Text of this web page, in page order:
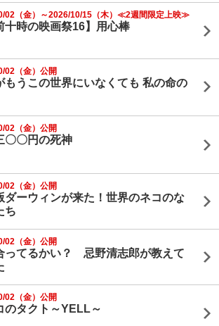
02（金）～2026/10/15（木）≪2週間限定上映≫
十時の映画祭16】用心棒
02（金）公開
もうこの世界にいなくても 私の命の
02（金）公開
〇〇円の死神
02（金）公開
ダーウィンが来た！世界のネコのな
ち
02（金）公開
ってるかい？ 忌野清志郎が教えて
02（金）公開
のタクト～YELL～